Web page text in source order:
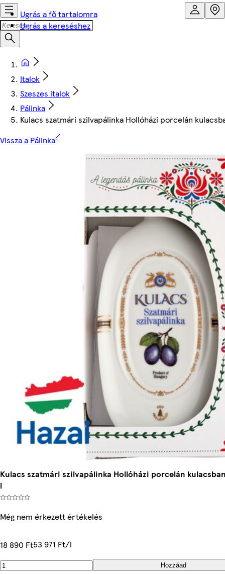
Ugrás a fő tartalomra
Ugrás a kereséshez
Italok
Szeszes italok
Pálinka
Kulacs szatmári szilvapálinka Hollóházi porcelán
Vissza a Pálinka
Kulacs szatmári szilvapálinka Hollóházi porcelán
l
Még nem érkezett értékelés
18 890 Ft53 971 Ft/l
Hozzáad